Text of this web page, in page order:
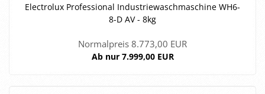
Elec­tro­lux Pro­fes­sio­nal In­dus­trie­wasch­ma­schi­ne WH6-​
8-D AV - 8kg
Normalpreis 8.773,00 EUR
Ab nur 7.999,00 EUR